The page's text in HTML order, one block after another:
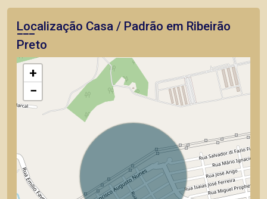
Localização Casa / Padrão em Ribeirão
Preto
+
−